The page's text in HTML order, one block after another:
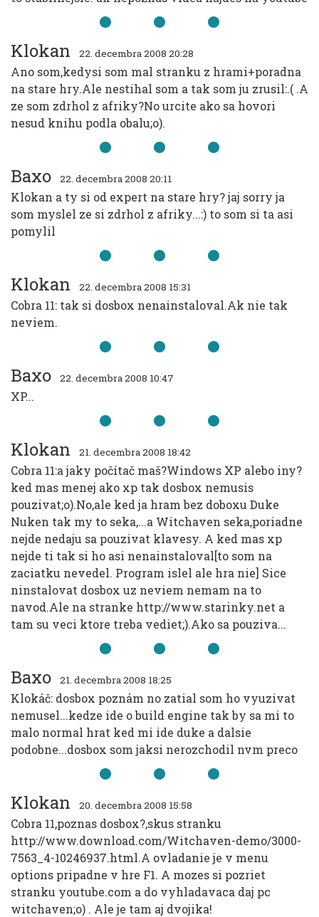
Klokan 22. decembra 2008 20:28
Ano som,kedysi som mal stranku z hrami+poradna
na stare hry.Ale nestihal som a tak som ju zrusil:.( .A
ze som zdrhol z afriky?No urcite ako sa hovori
nesud knihu podla obalu;o).
Baxo 22. decembra 2008 20:11
Klokan a ty si od expert na stare hry? jaj sorry ja
som myslel ze si zdrhol z afriky...:) to som si ta asi
pomylil
Klokan 22. decembra 2008 15:31
Cobra 11: tak si dosbox nenainstaloval.Ak nie tak
neviem.
Baxo 22. decembra 2008 10:47
XP...
Klokan 21. decembra 2008 18:42
Cobra 11:a jaky počítač maš?Windows XP alebo iny?
ked mas menej ako xp tak dosbox nemusis
pouzivat;o).No,ale ked ja hram bez doboxu Duke
Nuken tak my to seka,...a Witchaven seka,poriadne
nejde nedaju sa pouzivat klavesy. A ked mas xp
nejde ti tak si ho asi nenainstaloval[to som na
zaciatku nevedel. Program islel ale hra nie] Sice
ninstalovat dosbox uz neviem nemam na to
navod.Ale na stranke http://www.starinky.net a
tam su veci ktore treba vediet;).Ako sa pouziva...
Baxo 21. decembra 2008 18:25
Klokáč: dosbox poznám no zatial som ho vyuzivat
nemusel...kedze ide o build engine tak by sa mi to
malo normal hrat ked mi ide duke a dalsie
podobne...dosbox som jaksi nerozchodil nvm preco
Klokan 20. decembra 2008 15:58
Cobra 11,poznas dosbox?,skus stranku
http://www.download.com/Witchaven-demo/3000-
7563_4-10246937.html.A ovladanie je v menu
options pripadne v hre F1. A mozes si pozriet
stranku youtube.com a do vyhladavaca daj pc
witchaven;o) . Ale je tam aj dvojika!